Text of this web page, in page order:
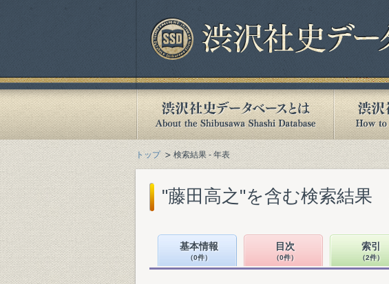
トップ 検索結果 - 年表
"藤田高之"を含む検索結果
基本情報
（0件）
目次
（0件）
索引
（2件）